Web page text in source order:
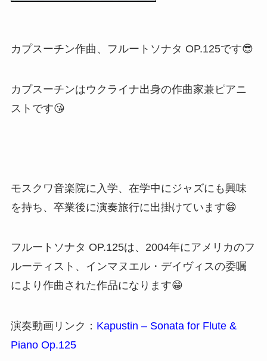
カプスーチン作曲、フルートソナタ OP.125です😎
カプスーチンはウクライナ出身の作曲家兼ピアニ
ストです😘
モスクワ音楽院に入学、在学中にジャズにも興味
を持ち、卒業後に演奏旅行に出掛けています😁
フルートソナタ OP.125は、2004年にアメリカのフ
ルーティスト、インマヌエル・デイヴィスの委嘱
により作曲された作品になります😁
演奏動画リンク： Kapustin – Sonata for Flute &
Piano Op.125